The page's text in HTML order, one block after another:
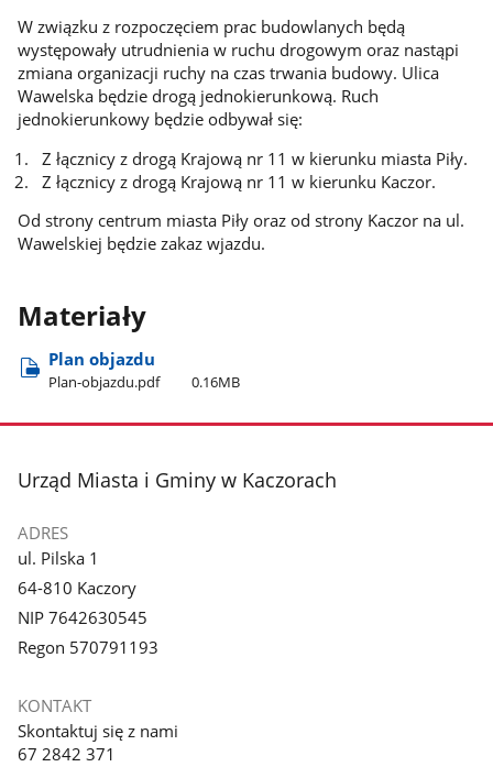
W związku z rozpoczęciem prac budowlanych będą
występowały utrudnienia w ruchu drogowym oraz nastąpi
zmiana organizacji ruchy na czas trwania budowy. Ulica
Wawelska będzie drogą jednokierunkową. Ruch
jednokierunkowy będzie odbywał się:
Z łącznicy z drogą Krajową nr 11 w kierunku miasta Piły.
Z łącznicy z drogą Krajową nr 11 w kierunku Kaczor.
Od strony centrum miasta Piły oraz od strony Kaczor na ul.
Wawelskiej będzie zakaz wjazdu.
Materiały
Plan objazdu
Plan-objazdu.pdf 0.16MB
stopka
Urząd Miasta i Gminy w Kaczorach
ADRES
ul. Pilska 1
64-810 Kaczory
NIP 7642630545
Regon 570791193
KONTAKT
Skontaktuj się z nami
67 2842 371